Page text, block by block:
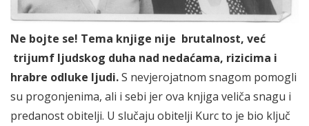
Ne bojte se! Tema knjige nije brutalnost, već
trijumf ljudskog duha nad nedaćama, rizicima i
hrabre odluke ljudi.S nevjerojatnom snagom pomogli
su progonjenima, ali i sebi jer ova knjiga veliča snagu i
predanost obitelji. U slučaju obitelji Kurc to je bio ključ